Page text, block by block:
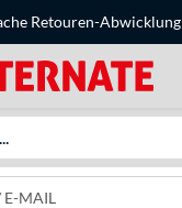
Retouren-Abwicklung
MAIL